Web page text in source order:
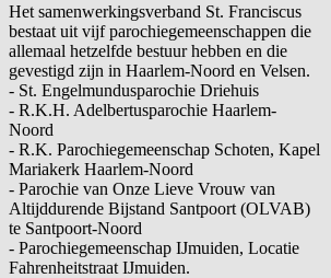
Het samenwerkingsverband St. Franciscus
bestaat uit vijf parochiegemeenschappen die
allemaal hetzelfde bestuur hebben en die
gevestigd zijn in Haarlem-Noord en Velsen.
- St. Engelmundusparochie Driehuis
- R.K.H. Adelbertusparochie Haarlem-
Noord
- R.K. Parochiegemeenschap Schoten, Kapel
Mariakerk Haarlem-Noord
- Parochie van Onze Lieve Vrouw van
Altijddurende Bijstand Santpoort (OLVAB)
te Santpoort-Noord
- Parochiegemeenschap IJmuiden, Locatie
Fahrenheitstraat IJmuiden.